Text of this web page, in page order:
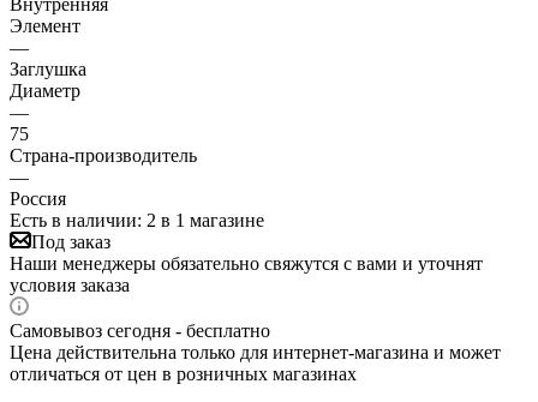
Элемент
—
Заглушка
Диаметр
—
75
Страна-производитель
—
Россия
Есть в наличии: 2 в 1 магазине
Под заказ
Наши менеджеры обязательно свяжутся с вами и уточнят
условия заказа
Самовывоз сегодня - бесплатно
Цена действительна только для интернет-магазина и может
отличаться от цен в розничных магазинах